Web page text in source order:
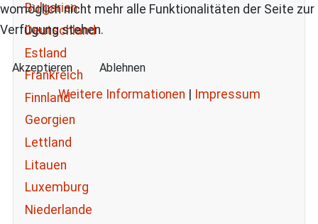
Bulgarien
Deutschland
Estland
Frankreich
Finnland
Georgien
Lettland
Litauen
Luxemburg
Niederlande
womöglich nicht mehr alle Funktionalitäten der Seite zur
Verfügung stehen.
Akzeptieren Ablehnen
Weitere Informationen | Impressum